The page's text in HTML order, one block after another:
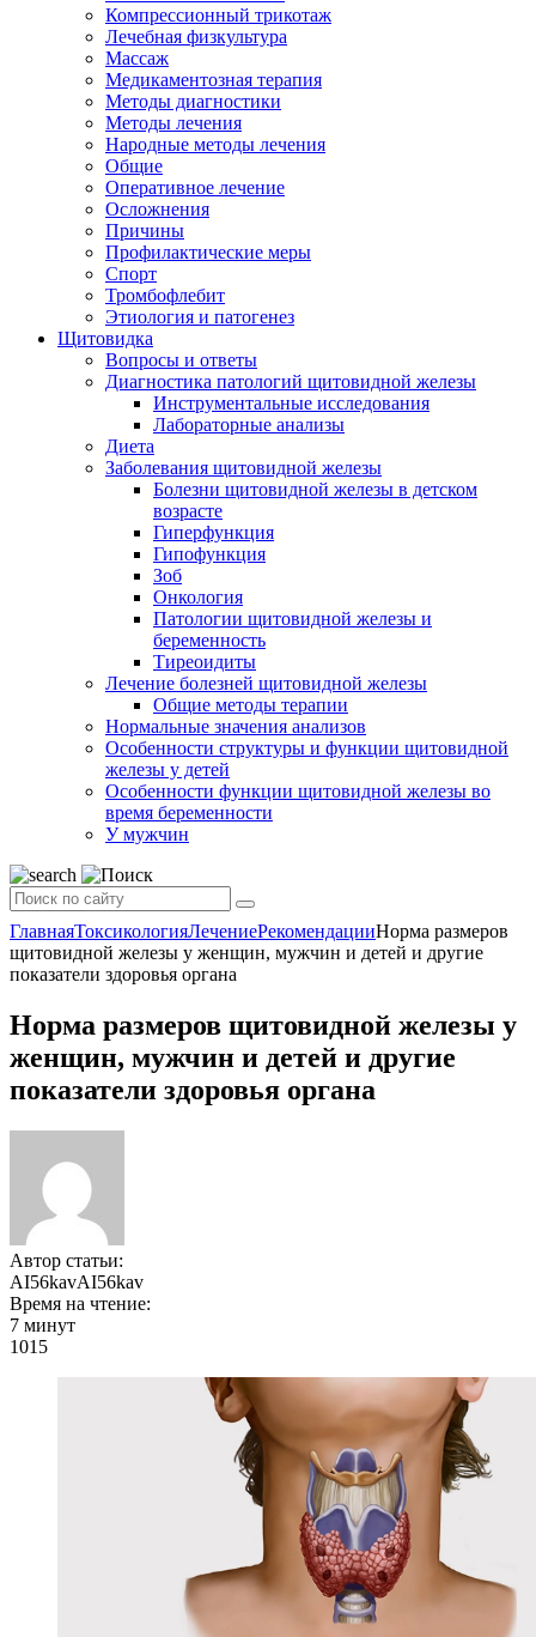
Компрессионный трикотаж
Лечебная физкультура
Массаж
Медикаментозная терапия
Методы диагностики
Методы лечения
Народные методы лечения
Общие
Оперативное лечение
Осложнения
Причины
Профилактические меры
Спорт
Тромбофлебит
Этиология и патогенез
Щитовидка
Вопросы и ответы
Диагностика патологий щитовидной железы
Инструментальные исследования
Лабораторные анализы
Диета
Заболевания щитовидной железы
Болезни щитовидной железы в детском
возрасте
Гиперфункция
Гипофункция
Зоб
Онкология
Патологии щитовидной железы и
беременность
Тиреоидиты
Лечение болезней щитовидной железы
Общие методы терапии
Нормальные значения анализов
Особенности структуры и функции щитовидной
железы у детей
Особенности функции щитовидной железы во
время беременности
У мужчин
ГлавнаяТоксикологияЛечениеРекомендацииНорма размеров
щитовидной железы у женщин, мужчин и детей и другие
показатели здоровья органа
Норма размеров щитовидной железы у
женщин, мужчин и детей и другие
показатели здоровья органа
Автор статьи:
AI56kavAI56kav
Время на чтение:
7 минут
1015